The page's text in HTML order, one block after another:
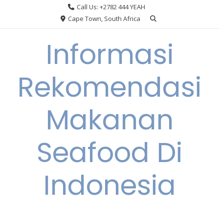
Call Us: +2782 444 YEAH
Cape Town, South Africa
Informasi
Rekomendasi
Makanan
Seafood Di
Indonesia